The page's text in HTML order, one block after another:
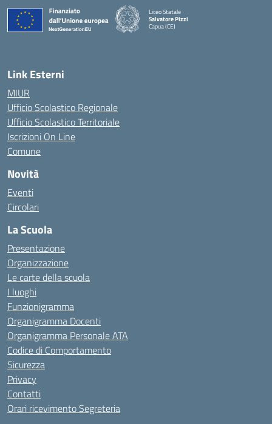
Liceo Statale
Salvatore Pizzi
Capua (CE)
— Visita la pagina iniziale della scuola
Link Esterni
MIUR
Ufficio Scolastico Regionale
Ufficio Scolastico Territoriale
Iscrizioni On Line
Comune
Novità
Eventi
Circolari
La Scuola
Presentazione
Organizzazione
Le carte della scuola
I luoghi
Funzionigramma
Organigramma Docenti
Organigramma Personale ATA
Codice di Comportamento
Sicurezza
Privacy
Contatti
Orari ricevimento Segreteria